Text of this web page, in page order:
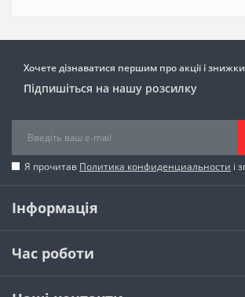
Хочете дізнаватися першим про акції і
Підпишіться на нашу розсилку
Я прочитав Политика конфиденциальности і
Інформація
Час роботи